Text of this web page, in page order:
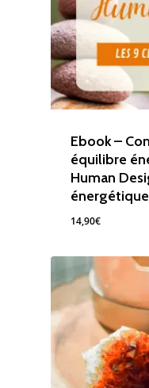
Ebook –
équilibre
Human
14,90€